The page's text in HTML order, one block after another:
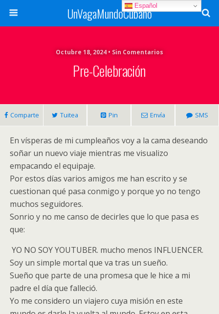
UnVagaMundoCubano
Octubre 18, 2024 • Sin Comentarios
Pre-Celebración
Comparte Tuitea Pin Envía SMS
En vísperas de mi cumpleaños voy a la cama deseando
soñar un nuevo viaje mientras me visualizo
empacando el equipaje.
Por estos días varios amigos me han escrito y se
cuestionan qué pasa conmigo y porque yo no tengo
muchos seguidores.
Sonrio y no me canso de decirles que lo que pasa es
que:
YO NO SOY YOUTUBER. mucho menos INFLUENCER.
Soy un simple mortal que va tras un sueño.
Sueño que parte de una promesa que le hice a mi
padre el día que falleció.
Yo me considero un viajero cuya misión en este
Español